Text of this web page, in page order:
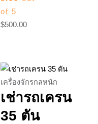
of 5
$500.00
เครื่องจักรกลหนัก
เช่ารถเครน
35 ตัน